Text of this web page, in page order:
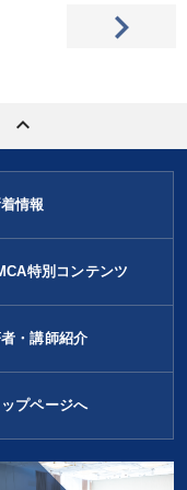
keyboard_arrow_up
情報
特別コンテンツ
・講師紹介
ップページへ